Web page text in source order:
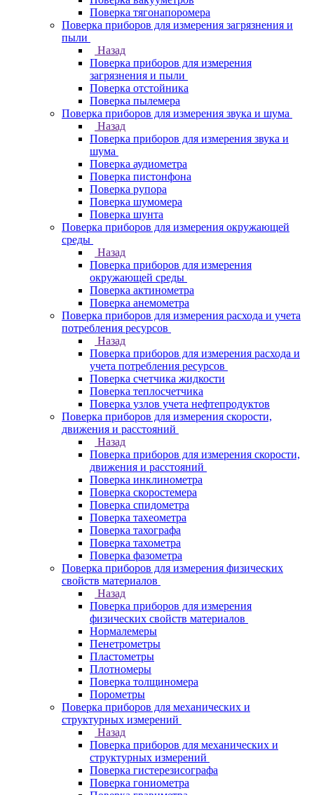
Поверка тягонапоромера
Поверка приборов для измерения загрязнения и
пыли
Назад
Поверка приборов для измерения
загрязнения и пыли
Поверка отстойника
Поверка пылемера
Поверка приборов для измерения звука и шума
Назад
Поверка приборов для измерения звука и
шума
Поверка аудиометра
Поверка пистонфона
Поверка рупора
Поверка шумомера
Поверка шунта
Поверка приборов для измерения окружающей
среды
Назад
Поверка приборов для измерения
окружающей среды
Поверка актинометра
Поверка анемометра
Поверка приборов для измерения расхода и учета
потребления ресурсов
Назад
Поверка приборов для измерения расхода и
учета потребления ресурсов
Поверка счетчика жидкости
Поверка теплосчетчика
Поверка узлов учета нефтепродуктов
Поверка приборов для измерения скорости,
движения и расстояний
Назад
Поверка приборов для измерения скорости,
движения и расстояний
Поверка инклинометра
Поверка скоростемера
Поверка спидометра
Поверка тахеометра
Поверка тахографа
Поверка тахометра
Поверка фазометра
Поверка приборов для измерения физических
свойств материалов
Назад
Поверка приборов для измерения
физических свойств материалов
Нормалемеры
Пенетрометры
Пластометры
Плотномеры
Поверка толщиномера
Порометры
Поверка приборов для механических и
структурных измерений
Назад
Поверка приборов для механических и
структурных измерений
Поверка гистерезисографа
Поверка гониометра